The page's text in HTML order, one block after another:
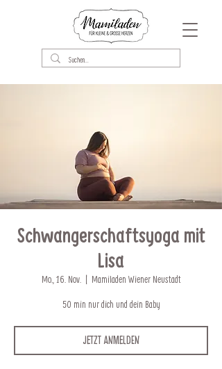
Schwangerschaftsyoga mit
Lisa
Mo., 16. Nov.
  |
Mamiladen Wiener Neustadt
50 min nur dich und dein Baby
Jetzt anmelden